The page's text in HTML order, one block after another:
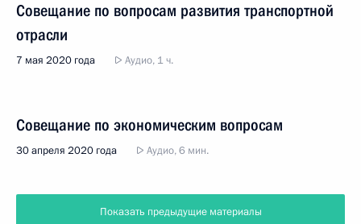
Совещание по вопросам развития транспортной
отрасли
7 мая 2020 года Аудио, 1 ч.
Совещание по экономическим вопросам
30 апреля 2020 года Аудио, 6 мин.
Показать предыдущие материалы